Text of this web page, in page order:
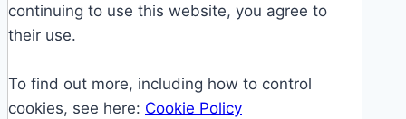
continuing to use this website, you agree to
their use.
To find out more, including how to control
cookies, see here: Cookie Policy